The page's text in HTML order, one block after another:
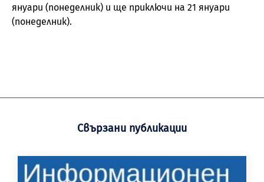
януари (понеделник) и ще приключи на 21 януари
(понеделник).
Свързани публикации